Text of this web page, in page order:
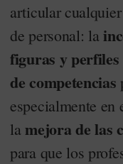
articular
de personal: la
figuras y perfiles
de competencias
especialmente
lamejora de las
para que los